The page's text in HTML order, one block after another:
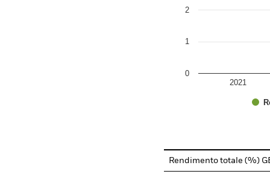
2021
0
1
2
Rendimento totale (%)